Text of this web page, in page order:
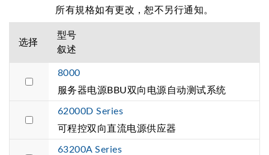
所有規格如有更改，恕不另行通知。
选择
型号
叙述
8000
服务器电源BBU双向电源自动测试系统
62000D Series
可程控双向直流电源供应器
63200A Series